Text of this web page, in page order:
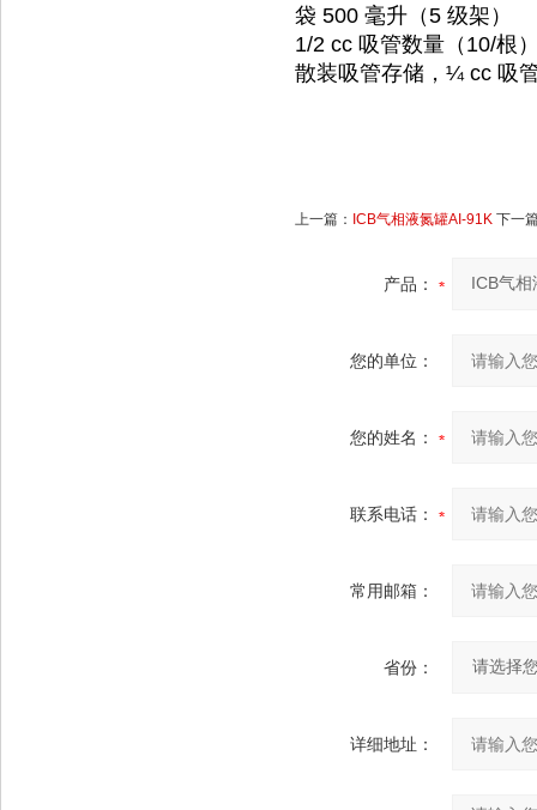
袋 500 毫升（5 级架）
1/2 cc 吸管数量（10/根
散装吸管存储，¼ cc 吸
上一篇： ICB气相液氮罐AI-91K 下一
产品：
您的单位：
您的姓名：
联系电话：
常用邮箱：
省份：
详细地址：